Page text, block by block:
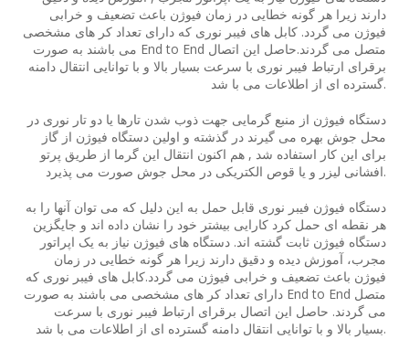
دارند زیرا هر گونه خطایی در زمان فیوژن باعث تضعیف و خرابی
فیوژن می گردد. کابل های فیبر نوری که دارای تعداد کر های مشخصی
می باشند به صورت End to End متصل می گردند.حاصل این اتصال
برقرای ارتباط فیبر نوری با سرعت بسیار بالا و با توانایی انتقال دامنه
گسترده ای از اطلاعات می با شد.
دستگاه فیوژن از منبع گرمایی جهت ذوب شدن تارها یا دو تار نوری در
محل جوش بهره می گیرند در گذشته و اولین دستگاه فیوژن از گاز
برای این کار استفاده شد , هم اکنون انتقال این گرما از طریق پرتو
افشانی لیزر و یا قوص الکتریکی در محل جوش صورت می پذیرد.
دستگاه فیوژن فیبر نوری قابل حمل به این دلیل که می توان آنها را به
هر نقطه ای حمل کرد کارایی بیشتر خود را نشان داده اند و جایگزین
دستگاه فیوژن ثابت گشته اند. دستگاه های فیوژن نیاز به یک اپراتور
مجرب، آموزش دیده و دقیق دارند زیرا هر گونه خطایی در زمان
فیوژن باعث تضعیف و خرابی فیوژن می گردد.کابل های فیبر نوری که
دارای تعداد کر های مشخصی می باشند به صورت End to End متصل
می گردند. حاصل این اتصال برقرای ارتباط فیبر نوری با سرعت
بسیار بالا و با توانایی انتقال دامنه گسترده ای از اطلاعات می با شد.